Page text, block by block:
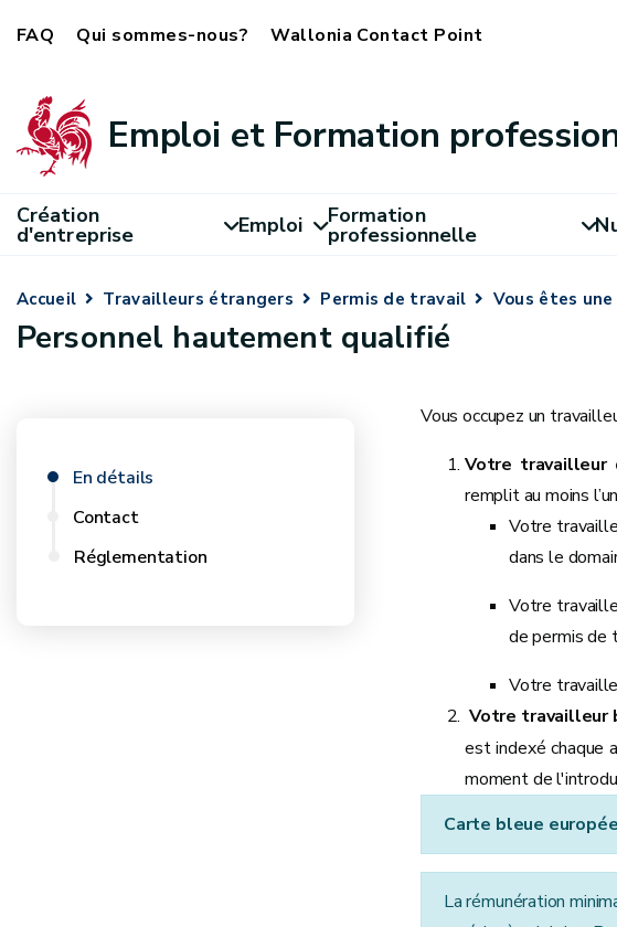
FAQ Qui sommes-nous? Wallonia Contact Point
Emploi et Formation
Création
d'entreprise Emploi Formation
professionnelle
Accueil Travailleurs étrangers Permis de travail Vous êtes
Personnel hautement qualifié
En détails
Contact
Réglementation
Vous occupez un
Votre travailleur
remplit au moins
Votre
dans le
Votre
de permis de
Votre
Votre travailleur
est indexé chaque
moment de
Carte bleue
La rémunération